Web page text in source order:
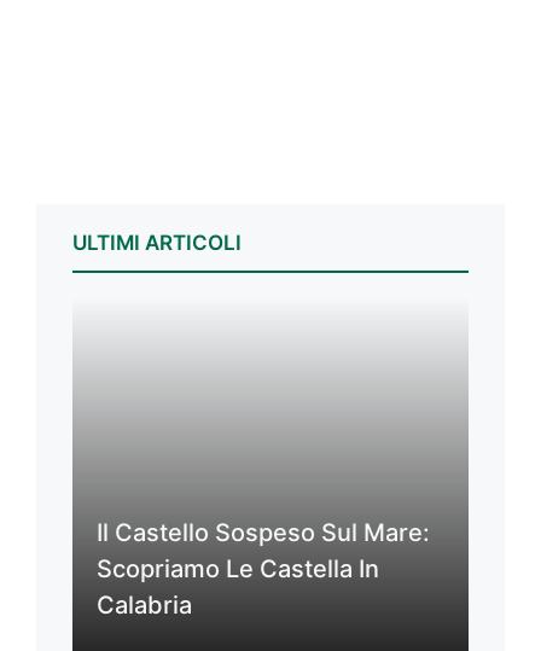
ULTIMI ARTICOLI
Il Castello Sospeso Sul Mare:
Scopriamo Le Castella In
Calabria